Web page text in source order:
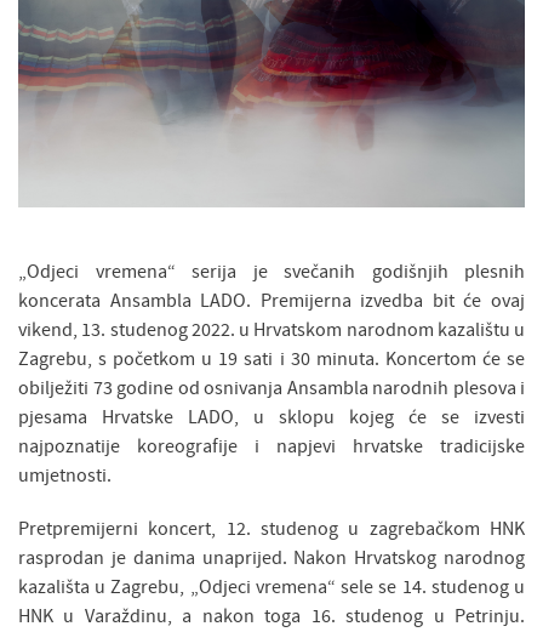
„Odjeci vremena“ serija je svečanih godišnjih plesnih
koncerata Ansambla LADO. Premijerna izvedba bit će ovaj
vikend, 13. studenog 2022. u Hrvatskom narodnom kazalištu u
Zagrebu, s početkom u 19 sati i 30 minuta. Koncertom će se
obilježiti 73 godine od osnivanja Ansambla narodnih plesova i
pjesama Hrvatske LADO, u sklopu kojeg će se izvesti
najpoznatije koreografije i napjevi hrvatske tradicijske
umjetnosti.
Pretpremijerni koncert, 12. studenog u zagrebačkom HNK
rasprodan je danima unaprijed. Nakon Hrvatskog narodnog
kazališta u Zagrebu, „Odjeci vremena“ sele se 14. studenog u
HNK u Varaždinu, a nakon toga 16. studenog u Petrinju.